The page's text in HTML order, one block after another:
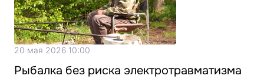
20 мая 2026 10:00
Рыбалка без риска электротравматизма